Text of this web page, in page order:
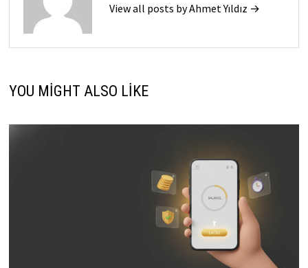
View all posts by Ahmet Yıldız →
YOU MIGHT ALSO LIKE